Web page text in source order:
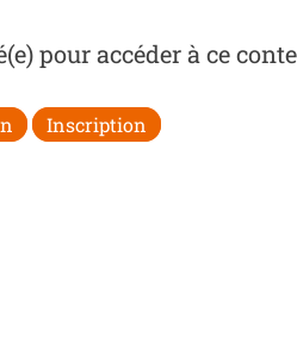
pour accéder à ce
Inscription